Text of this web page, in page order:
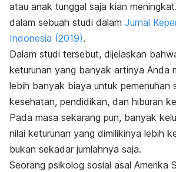
atau anak tunggal saja kian
dalam sebuah studi dalam Jurnal
Indonesia (2019).
Dalam studi tersebut, dijelaskan
keturunan yang banyak artinya Anda
lebih banyak biaya untuk pemenuhan
kesehatan, pendidikan, dan hiburan
Pada masa sekarang pun, banyak
nilai keturunan yang dimilikinya lebih
bukan sekadar jumlahnya saja.
Seorang psikolog sosial asal Amerika